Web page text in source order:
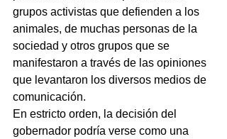
grupos activistas que defienden a los
animales, de muchas personas de la
sociedad y otros grupos que se
manifestaron a través de las opiniones
que levantaron los diversos medios de
comunicación.
En estricto orden, la decisión del
gobernador podría verse como una